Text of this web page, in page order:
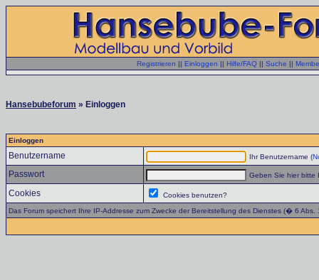
Registrieren || Einloggen || Hilfe/FAQ || Suche ||
Hansebubeforum » Einloggen
Einloggen
Benutzername Ihr Benutzername (
Passwort Geben Sie hier bitte
Cookies
Cookies benutzen?
Das Forum speichert Ihre IP-Addresse zum Zwecke der Bereitstellung des Dienstes (� 6